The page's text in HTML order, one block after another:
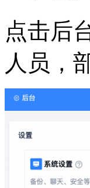
点击后
人员，